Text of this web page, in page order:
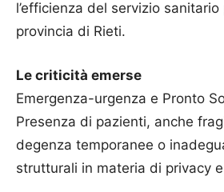
l’efficienza del servizio
provincia di Rieti.
Le criticità emerse
Emergenza-urgenza e Pronto
Presenza di pazienti, anche
degenza temporanee o
strutturali in materia di privacy